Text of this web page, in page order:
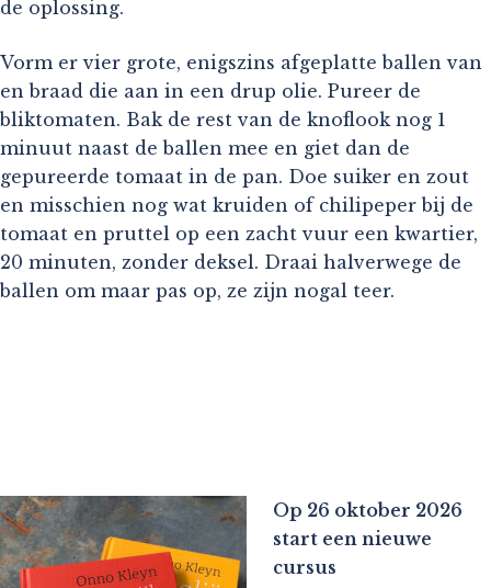
de oplossing.
Vorm er vier grote, enigszins afgeplatte ballen van
en braad die aan in een drup olie. Pureer de
bliktomaten. Bak de rest van de knoflook nog 1
minuut naast de ballen mee en giet dan de
gepureerde tomaat in de pan. Doe suiker en zout
en misschien nog wat kruiden of chilipeper bij de
tomaat en pruttel op een zacht vuur een kwartier,
20 minuten, zonder deksel. Draai halverwege de
ballen om maar pas op, ze zijn nogal teer.
Op 26 oktober 2026
start een nieuwe
cursus